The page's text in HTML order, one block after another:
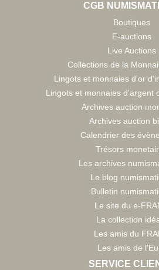
CGB
Boutiques
E-auctions
Live Auctions
Collections de la
Lingots et monnaies d'or
Lingots et monnaies d'argent
Archives auction
Archives auction
Calendrier des
Trésors
Les archives
Le blog
Bulletin
Le site du e-
La collection
Les amis du
Les amis de
SERVICE